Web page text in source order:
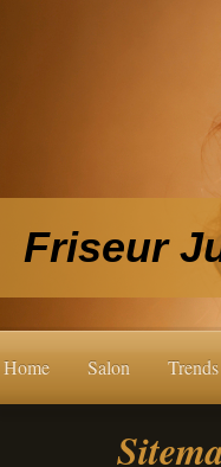
Friseur
Home Salon Trends